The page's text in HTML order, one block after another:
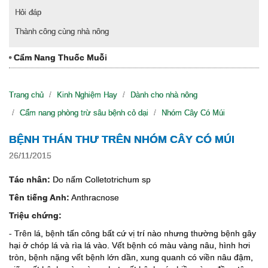
Hỏi đáp
Thành công cùng nhà nông
Cẩm Nang Thuốc Muỗi
Trang chủ Kinh Nghiệm Hay
Dành cho nhà nông
Cẩm nang phòng trừ sâu bệnh cỏ dại
Nhóm Cây Có Múi
BỆNH THÁN THƯ TRÊN NHÓM CÂY CÓ MÚI
26/11/2015
Tác nhân: Do nấm Colletotrichum sp
Tên tiếng Anh: Anthracnose
Triệu chứng:
- Trên lá, bệnh tấn công bất cứ vị trí nào nhưng thường bệnh gây
hại ở chóp lá và rìa lá vào. Vết bệnh có màu vàng nâu, hình hơi
tròn, bệnh nặng vết bệnh lớn dần, xung quanh có viền nâu đậm,